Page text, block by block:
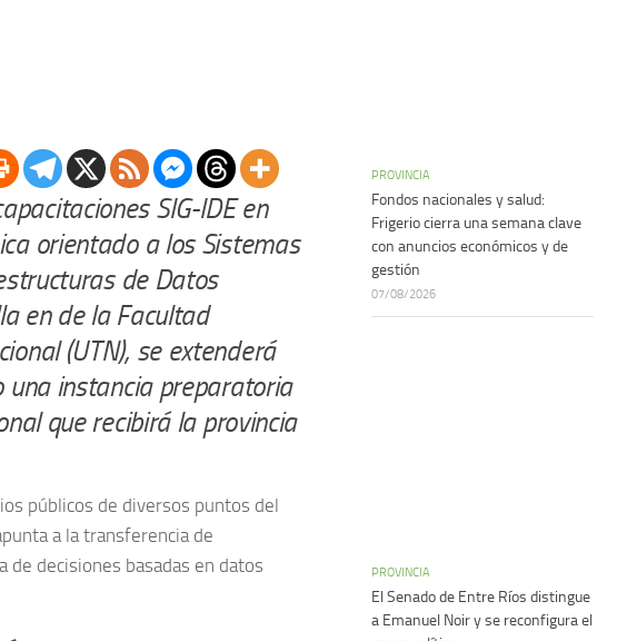
SIG-IDE en
orientado a los Sistemas
de Datos
en de la Facultad
(UTN), se extenderá
una instancia preparatoria
que recibirá la provincia
públicos de diversos puntos del
a la transferencia de
decisiones basadas en datos
PROVINCIA
Fondos nacionales y salud:
Frigerio cierra una semana clave
con anuncios económicos y de
gestión
07/08/2026
PROVINCIA
El Senado de Entre Ríos distingue
a Emanuel Noir y se reconfigura el